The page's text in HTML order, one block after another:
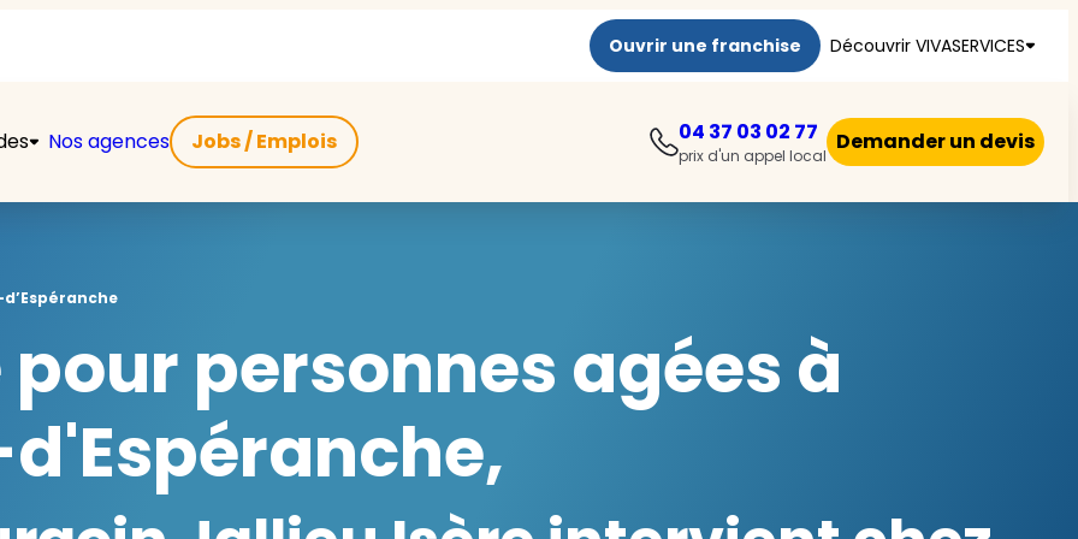
Ouvrir une franchise Découvrir VIVASERVICES
Nos agences Jobs / Emplois 04 37 03 02 77
prix d'un appel local
Demander un devis
personnes agées à